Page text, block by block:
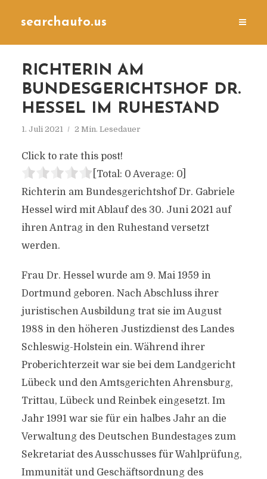
searchauto.us
RICHTERIN AM
BUNDESGERICHTSHOF DR.
HESSEL IM RUHESTAND
1. Juli 2021 2 Min. Lesedauer
Click to rate this post!
[Total: 0 Average: 0]
Richterin am Bundesgerichtshof Dr. Gabriele
Hessel wird mit Ablauf des 30. Juni 2021 auf
ihren Antrag in den Ruhestand versetzt
werden.
Frau Dr. Hessel wurde am 9. Mai 1959 in
Dortmund geboren. Nach Abschluss ihrer
juristischen Ausbildung trat sie im August
1988 in den höheren Justizdienst des Landes
Schleswig-Holstein ein. Während ihrer
Proberichterzeit war sie bei dem Landgericht
Lübeck und den Amtsgerichten Ahrensburg,
Trittau, Lübeck und Reinbek eingesetzt. Im
Jahr 1991 war sie für ein halbes Jahr an die
Verwaltung des Deutschen Bundestages zum
Sekretariat des Ausschusses für Wahlprüfung,
Immunität und Geschäftsordnung des